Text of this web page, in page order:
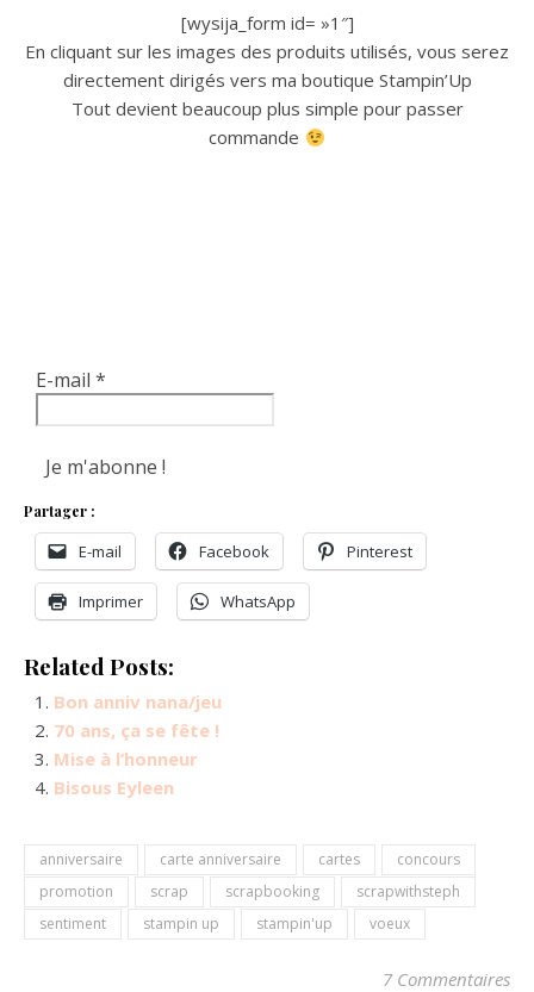
[wysija_form id= »1″]
En cliquant sur les images des produits utilisés, vous serez
directement dirigés vers ma boutique Stampin’Up
Tout devient beaucoup plus simple pour passer
commande
E-mail *
Partager :
E-mail Facebook Pinterest
Imprimer WhatsApp
Related Posts:
Bon anniv nana/jeu
70 ans, ça se fête !
Mise à l’honneur
Bisous Eyleen
anniversaire carte anniversaire cartes
concours
promotion
scrap scrapbooking
scrapwithsteph
sentiment
stampin up stampin'up voeux
7 Commentaires